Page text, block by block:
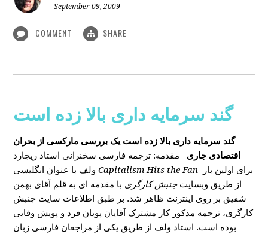
September 09, 2009
COMMENT SHARE
گند سرمایه داری بالا زده است
گند سرمایه داری بالا زده است یک بررسی مارکسی از بحران
اقتصادی جاری
مقدمه: ترجمه فارسی سخنرانی استاد ریچارد
ولف با عنوان انگلیسیCapitalism Hits the Fan
از طریق وبسایتجنبش کارگری با مقدمه ای به قلم آقای بهمن
شفیق بر روی اینترنت ظاهر شد. بر طبق اطلاعات سایت جنبش
کارگری، ترجمه مذکور کار مشترک آقایان پویان فرد و پویش وفایی
بوده است. استاد ولف از طریق یکی از مراجعان فارسی زبان